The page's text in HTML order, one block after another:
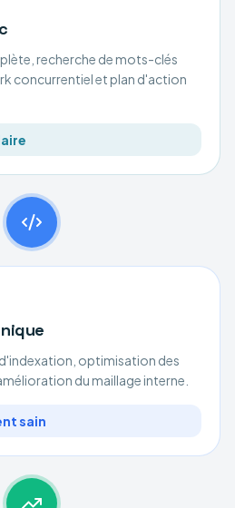
recherche de mots-clés
concurrentiel et plan d'action
optimisation des
du maillage interne.
sain